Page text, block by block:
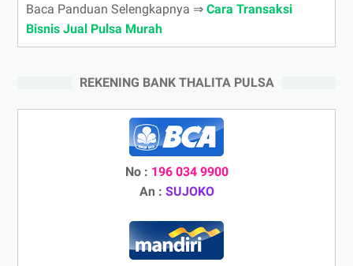
Baca Panduan Selengkapnya ⇒ Cara Transaksi
Bisnis Jual Pulsa Murah
REKENING BANK THALITA PULSA
No : 196 034 9900
An : SUJOKO